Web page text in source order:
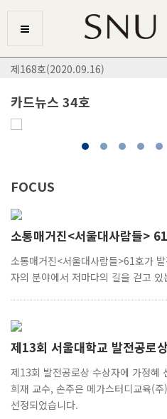
제168호(2020.09.16)
카드뉴스 34호
FOCUS
소통매거진<서울대사람들>
소통매거진<서울대사람들>61호가
자의 분야에서 저마다의 길을 걷고
제13회 서울대학교 발전공로
제13회 발전공로상 수상자에 가정혜
희재 교수, 손주은 메가스터디교육(
선정되었습니다.